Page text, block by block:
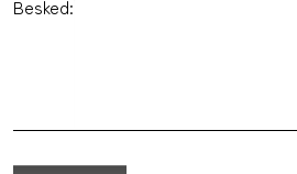
Besked: